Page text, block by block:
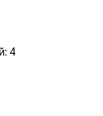
4